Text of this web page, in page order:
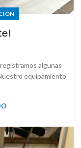
algunas
equipamiento